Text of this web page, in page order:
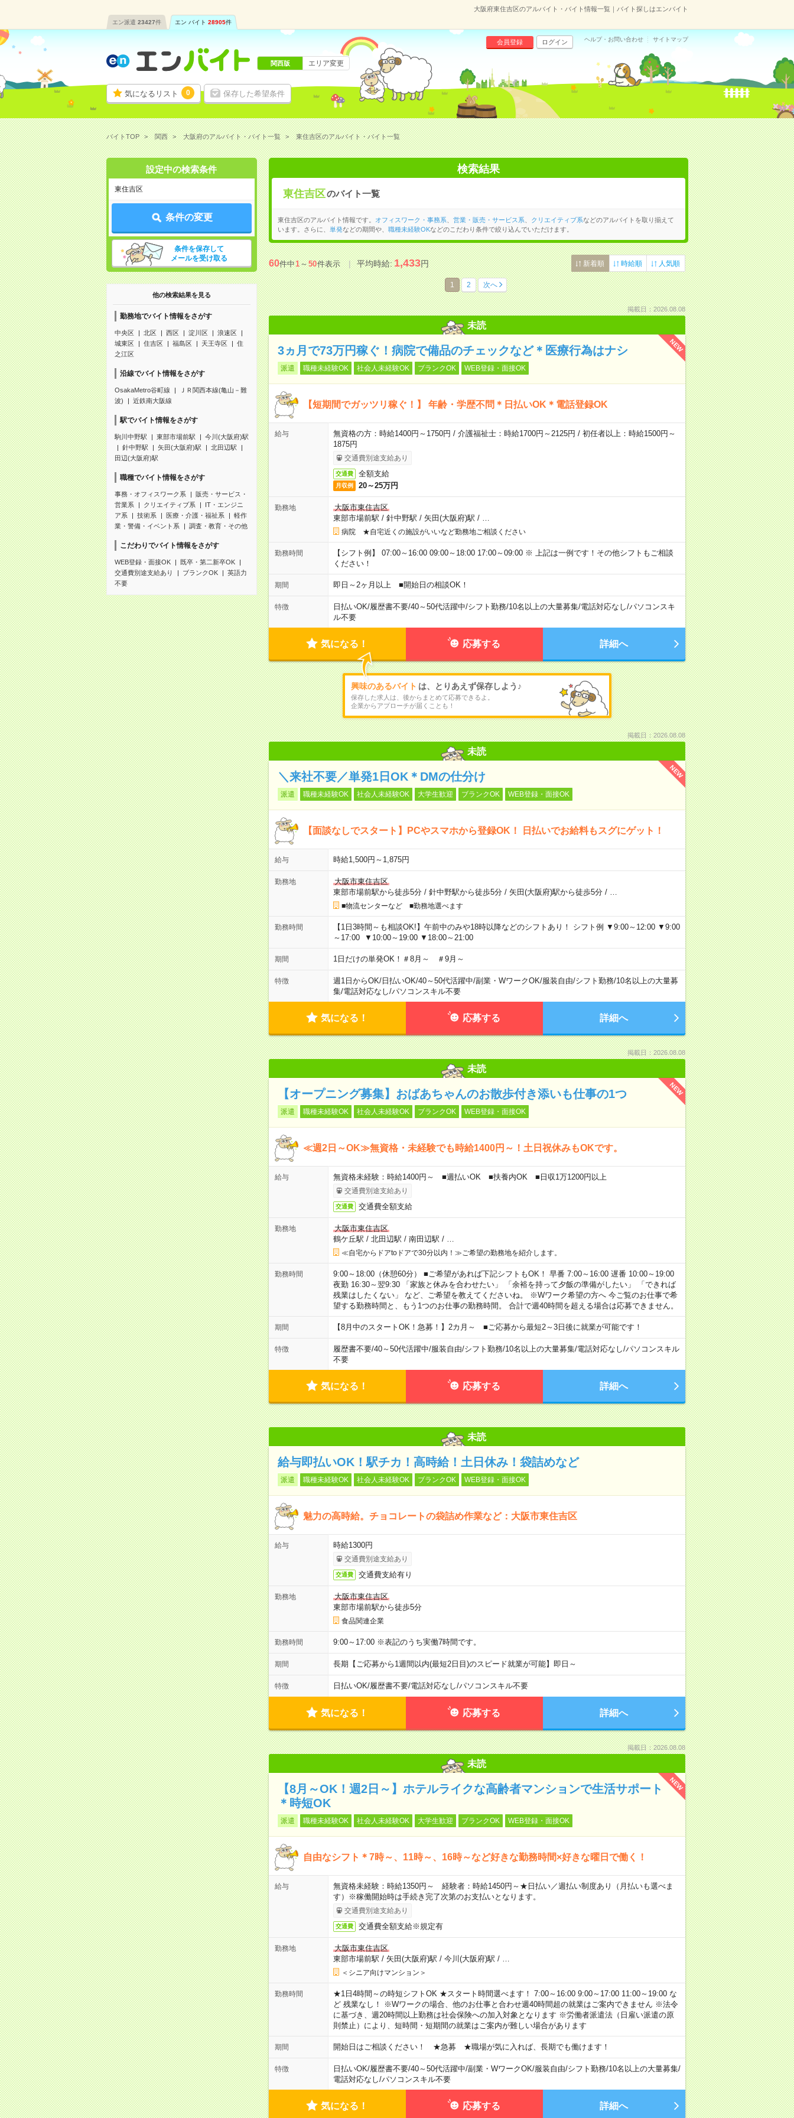
大阪府東住吉区のアルバイト・バイト情報一覧｜バイト探しはエンバイト
エン派遣 23427件 エン バイト 28905件
気になるリスト 0 保存した希望条件
会員登録 ログイン ヘルプ・お問い合わせ サイトマップ
関西版 エリア変更
バイトTOP 関西 大阪府のアルバイト・バイト一覧 東住吉区のアルバイト・バイト一覧
設定中の検索条件
東住吉区
条件の変更
条件を保存して
メールを受け取る
他の検索結果を見る
勤務地でバイト情報をさがす
中央区 北区 西区 淀川区
浪速区
城東区
住吉区 福島区 天王寺区
住
之江区
沿線でバイト情報をさがす
OsakaMetro谷町線
ＪＲ関西本線(亀山－難
波)
近鉄南大阪線
駅でバイト情報をさがす
駒川中野駅 東部市場前駅
今川(大阪府)駅
針中野駅
矢田(大阪府)駅
北田辺駅
田辺(大阪府)駅
職種でバイト情報をさがす
事務・オフィスワーク系
販売・サービス・
営業系
クリエイティブ系
IT・エンジニ
ア系
技術系 医療・介護・福祉系
軽作
業・警備・イベント系
調査・教育・その他
こだわりでバイト情報をさがす
WEB登録・面接OK
既卒・第二新卒OK
交通費別途支給あり
ブランクOK
英語力
不要
検索結果
東住吉区のバイト一覧
東住吉区のアルバイト情報です。 オフィスワーク・事務系 営業・販売・サービス系 クリエイティブ系などのアルバイトを取り揃えて
います。さらに、
単発などの期間や、 職種未経験OKなどのこだわり条件で絞り込んでいただけます。
60件中1～50件表示 平均時給:1,433円 新着順 時給順 人気順
1 2 次へ
掲載日：2026.08.08
未読
NEW
3ヵ月で73万円稼ぐ！病院で備品のチェックなど＊医療行為はナシ
派遣 職種未経験OK 社会人未経験OK ブランクOK WEB登録・面接OK
【短期間でガッツリ稼ぐ！】 年齢・学歴不問＊日払いOK＊電話登録OK
給与
無資格の方：時給1400円～1750円 / 介護福祉士：時給1700円～2125円 / 初任者以上：時給1500円～
1875円
交通費別途支給あり
交通費 全額支給
月収例 20～25万円
勤務地
大阪市東住吉区
東部市場前駅 / 針中野駅 / 矢田(大阪府)駅 /
病院 ★自宅近くの施設がいいなど勤務地ご相談ください
勤務時間
【シフト例】 07:00～16:00 09:00～18:00 17:00～09:00 ※ 上記は一例です！その他シフトもご相談
ください！
期間 即日～2ヶ月以上 ■開始日の相談OK！
特徴 日払いOK/履歴書不要/40～50代活躍中/シフト勤務/10名以上の大量募集/電話対応なし/パソコンスキ
ル不要
気になる！ 応募する 詳細へ
興味のあるバイト は、とりあえず保存しよう♪
保存した求人は、後からまとめて応募できるよ。
企業からアプローチが届くことも！
掲載日：2026.08.08
未読
NEW
＼来社不要／単発1日OK＊DMの仕分け
派遣 職種未経験OK 社会人未経験OK 大学生歓迎 ブランクOK WEB登録・面接OK
【面談なしでスタート】PCやスマホから登録OK！ 日払いでお給料もスグにゲット！
給与 時給1,500円～1,875円
勤務地
大阪市東住吉区
東部市場前駅から徒歩5分/ 針中野駅から徒歩5分/ 矢田(大阪府)駅から徒歩5分/
■物流センターなど ■勤務地選べます
勤務時間
【1日3時間～も相談OK!】午前中のみや18時以降などのシフトあり！ シフト例 ▼9:00～12:00 ▼9:00
～17:00 ▼10:00～19:00 ▼18:00～21:00
期間 1日だけの単発OK！＃8月～ ＃9月～
特徴 週1日からOK/日払いOK/40～50代活躍中/副業・WワークOK/服装自由/シフト勤務/10名以上の大量募
集/電話対応なし/パソコンスキル不要
気になる！ 応募する 詳細へ
掲載日：2026.08.08
未読
NEW
【オープニング募集】おばあちゃんのお散歩付き添いも仕事の1つ
派遣 職種未経験OK 社会人未経験OK ブランクOK WEB登録・面接OK
≪週2日～OK≫無資格・未経験でも時給1400円～！土日祝休みもOKです。
給与 無資格未経験：時給1400円～ ■週払いOK ■扶養内OK ■日収1万1200円以上
交通費別途支給あり
交通費 交通費全額支給
勤務地
大阪市東住吉区
鶴ケ丘駅 / 北田辺駅 / 南田辺駅 /
≪自宅からドアtoドアで30分以内！≫ご希望の勤務地を紹介します。
勤務時間
9:00～18:00（休憩60分） ■ご希望があれば下記シフトもOK！ 早番 7:00～16:00 遅番 10:00～19:00
夜勤 16:30～翌9:30 「家族と休みを合わせたい」 「余裕を持って夕飯の準備がしたい」 「できれば
残業はしたくない」 など、ご希望を教えてくださいね。 ※Wワーク希望の方へ 今ご覧のお仕事で希
望する勤務時間と、もう1つのお仕事の勤務時間。 合計で週40時間を超える場合は応募できません。
期間 【8月中のスタートOK！急募！】2カ月～ ■ご応募から最短2～3日後に就業が可能です！
特徴 履歴書不要/40～50代活躍中/服装自由/シフト勤務/10名以上の大量募集/電話対応なし/パソコンスキル
不要
気になる！ 応募する 詳細へ
未読
給与即払いOK！駅チカ！高時給！土日休み！袋詰めなど
派遣 職種未経験OK 社会人未経験OK ブランクOK WEB登録・面接OK
魅力の高時給。チョコレートの袋詰め作業など：大阪市東住吉区
給与 時給1300円
交通費別途支給あり
交通費 交通費支給有り
勤務地
大阪市東住吉区
東部市場前駅から徒歩5分
食品関連企業
勤務時間 9:00～17:00 ※表記のうち実働7時間です。
期間 長期【ご応募から1週間以内(最短2日目)のスピード就業が可能】即日～
特徴 日払いOK/履歴書不要/電話対応なし/パソコンスキル不要
気になる！ 応募する 詳細へ
掲載日：2026.08.08
未読
NEW
【8月～OK！週2日～】ホテルライクな高齢者マンションで生活サポート
＊時短OK
派遣 職種未経験OK 社会人未経験OK 大学生歓迎 ブランクOK WEB登録・面接OK
自由なシフト＊7時～、11時～、16時～など好きな勤務時間×好きな曜日で働く！
給与
無資格未経験：時給1350円～ 経験者：時給1450円～★日払い／週払い制度あり（月払いも選べま
す）※稼働開始時は手続き完了次第のお支払いとなります。
交通費別途支給あり
交通費 交通費全額支給※規定有
勤務地
大阪市東住吉区
東部市場前駅 / 矢田(大阪府)駅 / 今川(大阪府)駅 /
＜シニア向けマンション＞
勤務時間
★1日4時間～の時短シフトOK ★スタート時間選べます！ 7:00～16:00 9:00～17:00 11:00～19:00 な
ど 残業なし！ ※Wワークの場合、他のお仕事と合わせ週40時間超の就業はご案内できません ※法令
に基づき、週20時間以上勤務は社会保険への加入対象となります ※労働者派遣法（日雇い派遣の原
則禁止）により、短時間・短期間の就業はご案内が難しい場合があります
期間 開始日はご相談ください！ ★急募 ★職場が気に入れば、長期でも働けます！
特徴 日払いOK/履歴書不要/40～50代活躍中/副業・WワークOK/服装自由/シフト勤務/10名以上の大量募集/
電話対応なし/パソコンスキル不要
気になる！ 応募する 詳細へ